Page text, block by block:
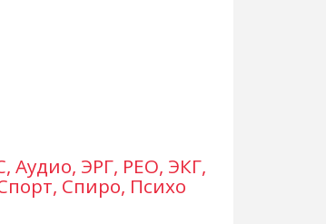
Аудио, ЭРГ, РЕО, ЭКГ,
Спиро, Психо